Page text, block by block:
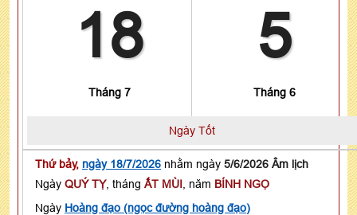
18
Tháng 7
5
Tháng 6
Ngày Tốt
Thứ bảy, ngày 18/7/2026 nhằm ngày 5/6/2026 Âm lịch
Ngày QUÝ TỴ, tháng ẤT MÙI , năm BÍNH NGỌ
Ngày Hoàng đạo (ngọc đường hoàng đạo)